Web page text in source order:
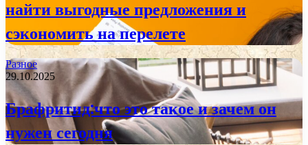
найти выгодные предложения и
сэкономить на перелете
Разное
29.10.2025
Брафритид:что это такое и зачем он
нужен сегодня